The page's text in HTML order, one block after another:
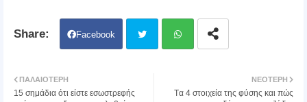
Facebook
atsa
ΝΕΌΤΕΡΗ
Tα 4 στοιχεία της φύσης και πώς
ΠΑΛΑΙΌΤΕΡΗ
15 σημάδια ότι είστε εσωστρεφής